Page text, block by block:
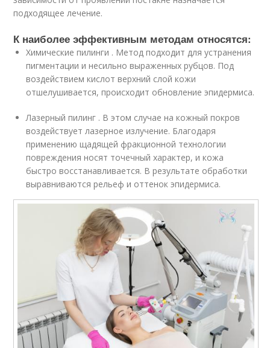
подходящее лечение.
К наиболее эффективным методам относятся:
Химические пилинги . Метод подходит для устранения
пигментации и несильно выраженных рубцов. Под
воздействием кислот верхний слой кожи
отшелушивается, происходит обновление эпидермиса.
Лазерный пилинг . В этом случае на кожный покров
воздействует лазерное излучение. Благодаря
применению щадящей фракционной технологии
повреждения носят точечный характер, и кожа
быстро восстанавливается. В результате обработки
выравниваются рельеф и оттенок эпидермиса.